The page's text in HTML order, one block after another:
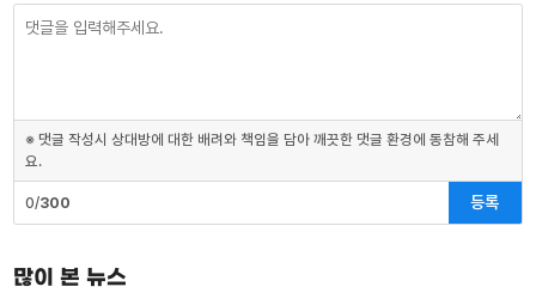
※ 댓글 작성시 상대방에 대한 배려와 책임을 담아 깨끗한 댓글 환경에 동참해 주세
요.
0/300 등록
많이 본 뉴스